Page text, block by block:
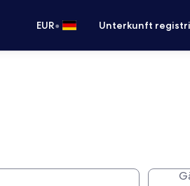
EUR• Unterkunft